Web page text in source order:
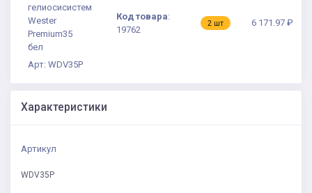
гелиосисистем
Wester
Premium35
бел
Арт: WDV35P
Код товара:
19762
2 шт 6 171.97 ₽
Характеристики
Артикул
WDV35P